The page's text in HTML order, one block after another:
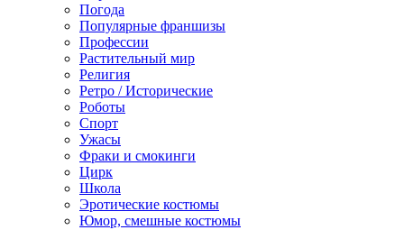
Погода
Популярные франшизы
Профессии
Растительный мир
Религия
Ретро / Исторические
Роботы
Спорт
Ужасы
Фраки и смокинги
Цирк
Школа
Эротические костюмы
Юмор, смешные костюмы